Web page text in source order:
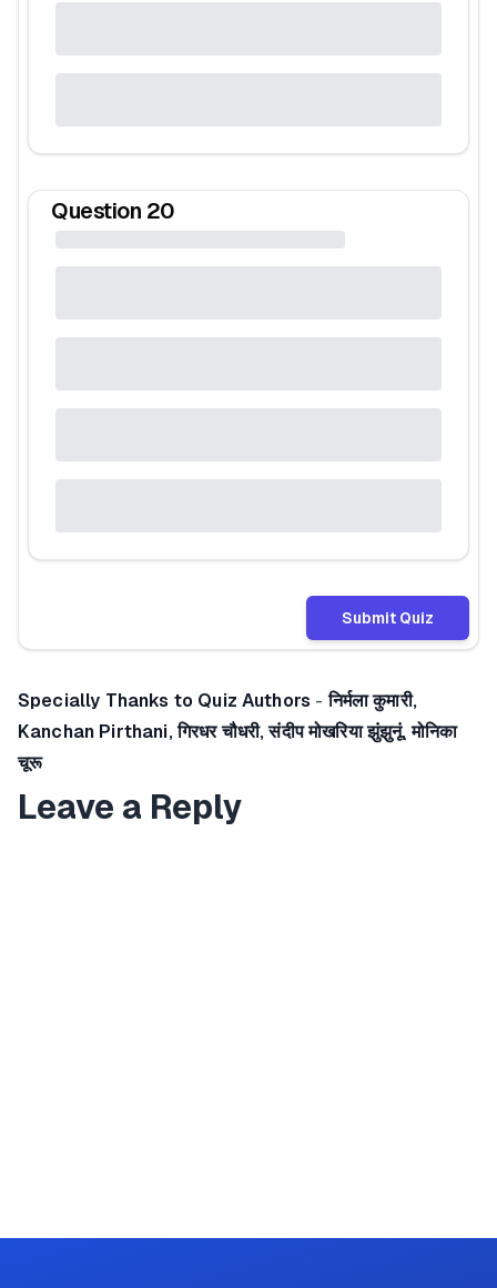
Question 20
Submit Quiz
Specially Thanks to Quiz Authors -निर्मला कुमारी,
Kanchan Pirthani, गिरधर चौधरी, संदीप मोखरिया झुंझुनूं, मोनिका
चूरू
Leave a Reply